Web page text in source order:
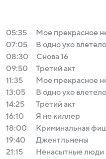
05:35
Мое прекрасное
07:05
В одно ухо влетело
08:30
Снова 16
09:50
Третий акт
11:35
Мое прекрасное
13:05
В одно ухо влетело
14:25
Третий акт
16:10
Я не киллер
18:00
Криминальная
19:40
Джентльмены
21:15
Ненасытные люди